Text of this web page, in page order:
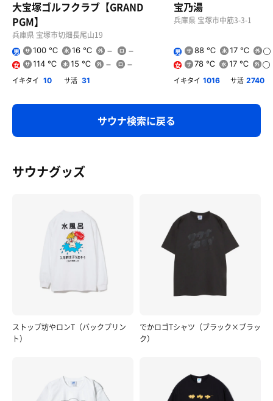
大宝塚ゴルフクラブ【GRAND
PGM】
兵庫県 宝塚市切畑長尾山19
男 100 ℃ 16 ℃
女 114 ℃ 15 ℃
イキタイ 10 サ活 31
宝乃湯
兵庫県 宝塚市中筋3-3-1
男 88 ℃ 17 ℃
女 78 ℃ 17 ℃
イキタイ 1016 サ活 2740
サウナ検索に戻る
サウナグッズ
ストップ坊やロンT（バックプリン
ト）
でかロゴTシャツ（ブラック×ブラッ
ク）